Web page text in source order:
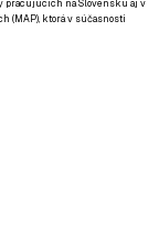
pracujúcich na Slovensku aj v
(MAP), ktorá v súčasnosti